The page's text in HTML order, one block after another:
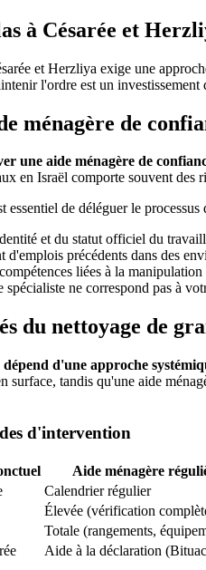
à Césarée et
et Herzliya exige une
l'ordre est un
ménagère de
une aide ménagère de
en Israël comporte souvent des
de déléguer le
et du statut officiel du
d'emplois précédents dans des
liées à la
ne correspond pas à
du nettoyage de
d'une approche
surface, tandis qu'une aide
d'intervention
Aide ménagère
Calendrier régulier
Élevée (vérification
Totale (rangements,
Aide à la déclaration